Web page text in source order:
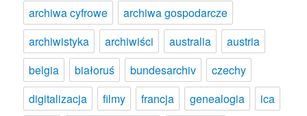
archiwa cyfrowe
archiwa gospodarcze
archiwistyka
archiwiści australia
austria
belgia
białoruś bundesarchiv
czechy
digitalizacja
filmy francja genealogia
ica